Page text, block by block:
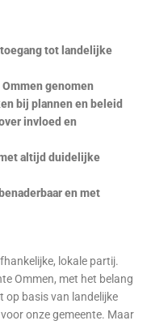
tot landelijke
genomen
bij plannen en beleid
invloed en
altijd duidelijke
en met
lokale partij.
Ommen, met het belang
op basis van landelijke
onze gemeente. Maar